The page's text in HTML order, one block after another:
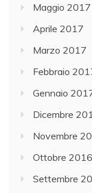
Maggio 2017
Aprile 2017
Marzo 2017
Febbraio
Gennaio
Dicembre
Novembre
Ottobre 2016
Settembre